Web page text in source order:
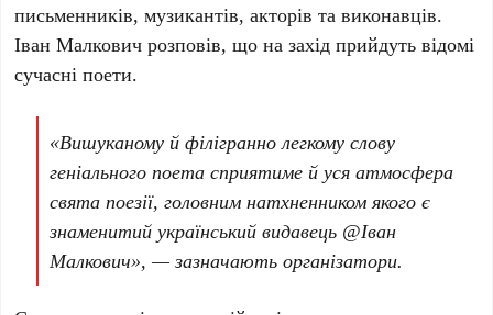
письменників, музикантів, акторів та виконавців.
Іван Малкович розповів, що на захід прийдуть відомі
сучасні поети.
«Вишуканому й філігранно легкому слову
геніального поета сприятиме й уся атмосфера
свята поезії, головним натхненником якого є
знаменитий український видавець @Іван
Малкович», — зазначають організатори.